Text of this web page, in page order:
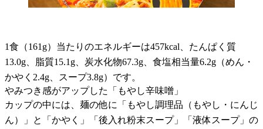
1食（161g）当たりのエネルギーは457kcal、たんぱく質
13.0g、脂質15.1g、炭水化物67.3g、食塩相当量6.2g（めん・
かやく2.4g、スープ3.8g）です。
やみつき感がアップした「もやし辛味噌」
カップの中には、麺の他に「もやし調理品（もやし・にんじ
ん）」と「かやく」「後入れ粉末スープ」「液体スープ」の